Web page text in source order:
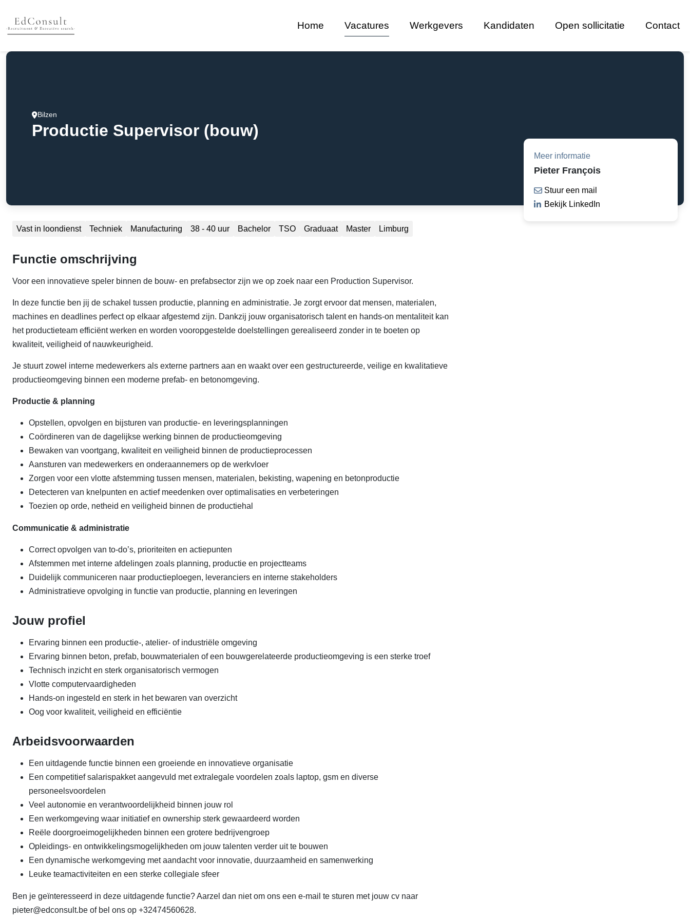
Home Vacatures Werkgevers Kandidaten Open sollicitatie Contact
Bilzen
Productie Supervisor (bouw)
Vast in loondienst Techniek Manufacturing 38 - 40 uur Bachelor TSO Graduaat Master Limburg
Functie omschrijving
Voor een innovatieve speler binnen de bouw- en prefabsector zijn we op zoek naar een Production Supervisor.
In deze functie ben jij de schakel tussen productie, planning en administratie. Je zorgt ervoor dat mensen, materialen,
machines en deadlines perfect op elkaar afgestemd zijn. Dankzij jouw organisatorisch talent en hands-on mentaliteit kan
het productieteam efficiënt werken en worden vooropgestelde doelstellingen gerealiseerd zonder in te boeten op
kwaliteit, veiligheid of nauwkeurigheid.
Je stuurt zowel interne medewerkers als externe partners aan en waakt over een gestructureerde, veilige en kwalitatieve
productieomgeving binnen een moderne prefab- en betonomgeving.
Productie & planning
Opstellen, opvolgen en bijsturen van productie- en leveringsplanningen
Coördineren van de dagelijkse werking binnen de productieomgeving
Bewaken van voortgang, kwaliteit en veiligheid binnen de productieprocessen
Aansturen van medewerkers en onderaannemers op de werkvloer
Zorgen voor een vlotte afstemming tussen mensen, materialen, bekisting, wapening en betonproductie
Detecteren van knelpunten en actief meedenken over optimalisaties en verbeteringen
Toezien op orde, netheid en veiligheid binnen de productiehal
Communicatie & administratie
Correct opvolgen van to-do’s, prioriteiten en actiepunten
Afstemmen met interne afdelingen zoals planning, productie en projectteams
Duidelijk communiceren naar productieploegen, leveranciers en interne stakeholders
Administratieve opvolging in functie van productie, planning en leveringen
Jouw profiel
Ervaring binnen een productie-, atelier- of industriële omgeving
Ervaring binnen beton, prefab, bouwmaterialen of een bouwgerelateerde productieomgeving is een sterke troef
Technisch inzicht en sterk organisatorisch vermogen
Vlotte computervaardigheden
Hands-on ingesteld en sterk in het bewaren van overzicht
Oog voor kwaliteit, veiligheid en efficiëntie
Arbeidsvoorwaarden
Een uitdagende functie binnen een groeiende en innovatieve organisatie
Een competitief salarispakket aangevuld met extralegale voordelen zoals laptop, gsm en diverse
personeelsvoordelen
Veel autonomie en verantwoordelijkheid binnen jouw rol
Een werkomgeving waar initiatief en ownership sterk gewaardeerd worden
Reële doorgroeimogelijkheden binnen een grotere bedrijvengroep
Opleidings- en ontwikkelingsmogelijkheden om jouw talenten verder uit te bouwen
Een dynamische werkomgeving met aandacht voor innovatie, duurzaamheid en samenwerking
Leuke teamactiviteiten en een sterke collegiale sfeer
Ben je geïnteresseerd in deze uitdagende functie? Aarzel dan niet om ons een e-mail te sturen met jouw cv naar
pieter@edconsult.be of bel ons op +32474560628.
Meer informatie
Pieter François
Stuur een mail
Bekijk LinkedIn